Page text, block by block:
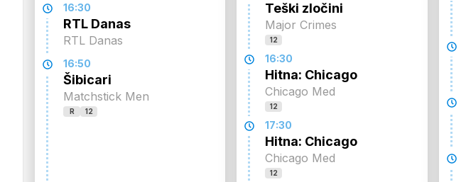
16:30
RTL Danas
RTL Danas
16:50
Šibicari
Matchstick Men
R 12
Teški zločini
Major Crimes
12
16:30
Hitna: Chicago
Chicago Med
12
17:30
Hitna: Chicago
Chicago Med
12